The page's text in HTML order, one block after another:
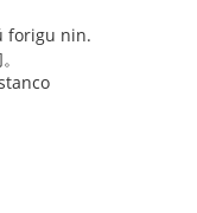
forigu nin.